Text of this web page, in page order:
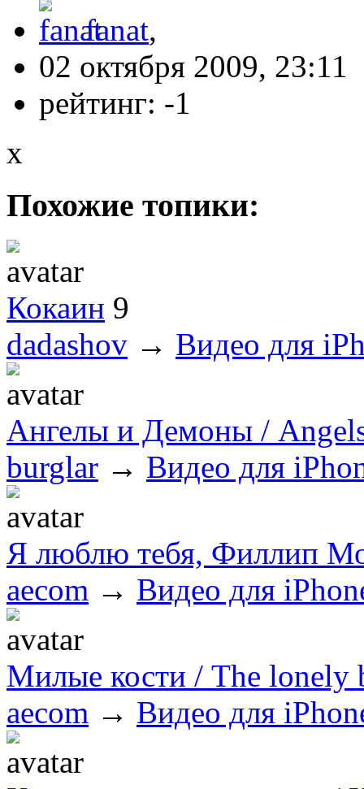
fanat,
02 октября 2009, 23:11
рейтинг: -1
x
Похожие топики:
Кокаин 9
dadashov → Видео для
Ангелы и Демоны /
burglar → Видео для
Я люблю тебя, Филлип
aecom → Видео для
Милые кости / The lonely
aecom → Видео для